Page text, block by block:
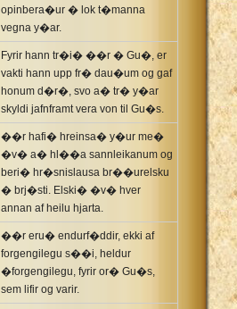
opinbera�ur � lok t�manna
vegna y�ar.
Fyrir hann tr�i� ��r � Gu�, er
vakti hann upp fr� dau�um og gaf
honum d�r�, svo a� tr� y�ar
skyldi jafnframt vera von til Gu�s.
��r hafi� hreinsa� y�ur me�
�v� a� hl��a sannleikanum og
beri� hr�snislausa br��urelsku
� brj�sti. Elski� �v� hver
annan af heilu hjarta.
��r eru� endurf�ddir, ekki af
forgengilegu s��i, heldur
�forgengilegu, fyrir or� Gu�s,
sem lifir og varir.